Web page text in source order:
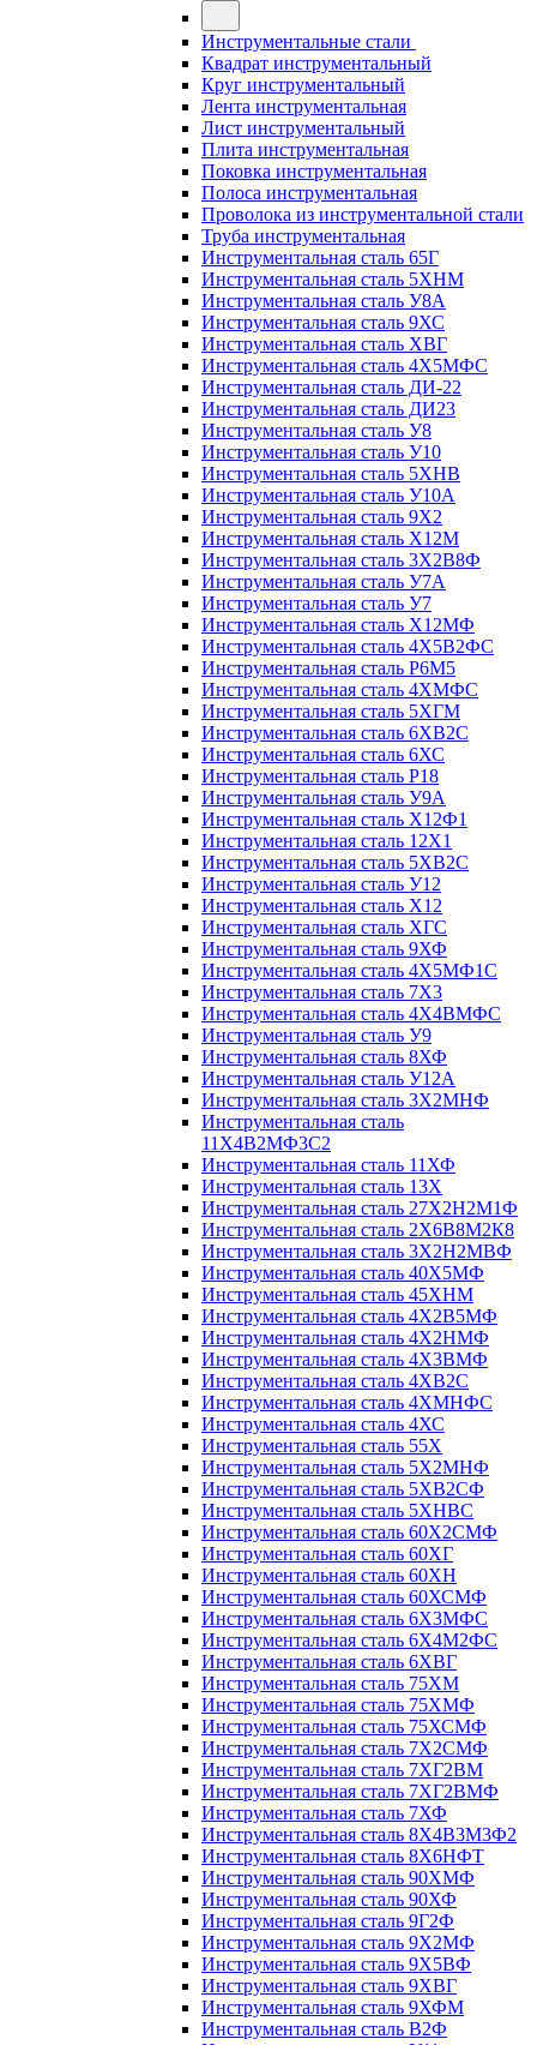
Инструментальные стали
Квадрат инструментальный
Круг инструментальный
Лента инструментальная
Лист инструментальный
Плита инструментальная
Поковка инструментальная
Полоса инструментальная
Проволока из инструментальной стали
Труба инструментальная
Инструментальная сталь 65Г
Инструментальная сталь 5ХНМ
Инструментальная сталь У8А
Инструментальная сталь 9ХС
Инструментальная сталь ХВГ
Инструментальная сталь 4Х5МФС
Инструментальная сталь ДИ-22
Инструментальная сталь ДИ23
Инструментальная сталь У8
Инструментальная сталь У10
Инструментальная сталь 5ХНВ
Инструментальная сталь У10А
Инструментальная сталь 9Х2
Инструментальная сталь Х12М
Инструментальная сталь 3Х2В8Ф
Инструментальная сталь У7А
Инструментальная сталь У7
Инструментальная сталь Х12МФ
Инструментальная сталь 4Х5В2ФС
Инструментальная сталь Р6М5
Инструментальная сталь 4ХМФС
Инструментальная сталь 5ХГМ
Инструментальная сталь 6ХВ2С
Инструментальная сталь 6ХС
Инструментальная сталь Р18
Инструментальная сталь У9А
Инструментальная сталь Х12Ф1
Инструментальная сталь 12Х1
Инструментальная сталь 5ХВ2С
Инструментальная сталь У12
Инструментальная сталь Х12
Инструментальная сталь ХГС
Инструментальная сталь 9ХФ
Инструментальная сталь 4Х5МФ1С
Инструментальная сталь 7Х3
Инструментальная сталь 4Х4ВМФС
Инструментальная сталь У9
Инструментальная сталь 8ХФ
Инструментальная сталь У12А
Инструментальная сталь 3Х2МНФ
Инструментальная сталь
11Х4В2МФ3С2
Инструментальная сталь 11ХФ
Инструментальная сталь 13Х
Инструментальная сталь 27Х2Н2М1Ф
Инструментальная сталь 2Х6В8М2К8
Инструментальная сталь 3Х2Н2МВФ
Инструментальная сталь 40Х5МФ
Инструментальная сталь 45ХНМ
Инструментальная сталь 4Х2В5МФ
Инструментальная сталь 4Х2НМФ
Инструментальная сталь 4Х3ВМФ
Инструментальная сталь 4ХВ2С
Инструментальная сталь 4ХМНФС
Инструментальная сталь 4ХС
Инструментальная сталь 55Х
Инструментальная сталь 5Х2МНФ
Инструментальная сталь 5ХВ2СФ
Инструментальная сталь 5ХНВС
Инструментальная сталь 60Х2СМФ
Инструментальная сталь 60ХГ
Инструментальная сталь 60ХН
Инструментальная сталь 60ХСМФ
Инструментальная сталь 6Х3МФС
Инструментальная сталь 6Х4М2ФС
Инструментальная сталь 6ХВГ
Инструментальная сталь 75ХМ
Инструментальная сталь 75ХМФ
Инструментальная сталь 75ХСМФ
Инструментальная сталь 7Х2СМФ
Инструментальная сталь 7ХГ2ВМ
Инструментальная сталь 7ХГ2ВМФ
Инструментальная сталь 7ХФ
Инструментальная сталь 8Х4В3М3Ф2
Инструментальная сталь 8Х6НФТ
Инструментальная сталь 90ХМФ
Инструментальная сталь 90ХФ
Инструментальная сталь 9Г2Ф
Инструментальная сталь 9Х2МФ
Инструментальная сталь 9Х5ВФ
Инструментальная сталь 9ХВГ
Инструментальная сталь 9ХФМ
Инструментальная сталь В2Ф